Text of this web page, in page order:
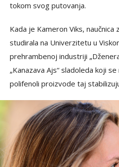
tokom svog putovanja.
Kada je Kameron Viks, naučnica
studirala na Univerzitetu u
prehrambenoj industriji
„Kanazava Ajs“ sladoleda koji
polifenoli proizvode taj